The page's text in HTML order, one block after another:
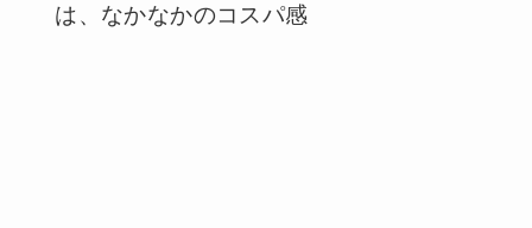
は、なかなかのコスパ感